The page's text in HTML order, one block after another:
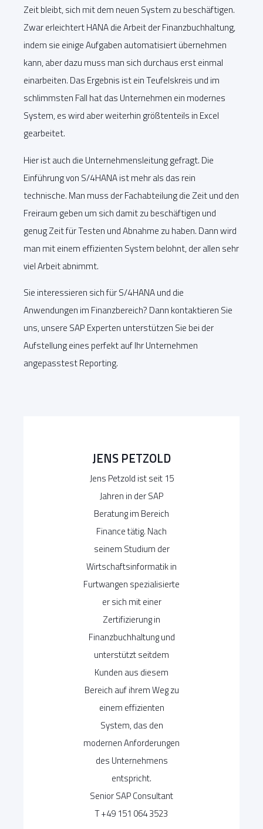
Zeit bleibt, sich mit dem neuen System zu beschäftigen.
Zwar erleichtert HANA die Arbeit der Finanzbuchhaltung,
indem sie einige Aufgaben automatisiert übernehmen
kann, aber dazu muss man sich durchaus erst einmal
einarbeiten. Das Ergebnis ist ein Teufelskreis und im
schlimmsten Fall hat das Unternehmen ein modernes
System, es wird aber weiterhin größtenteils in Excel
gearbeitet.
Hier ist auch die Unternehmensleitung gefragt. Die
Einführung von S/4HANA ist mehr als das rein
technische. Man muss der Fachabteilung die Zeit und den
Freiraum geben um sich damit zu beschäftigen und
genug Zeit für Testen und Abnahme zu haben. Dann wird
man mit einem effizienten System belohnt, der allen sehr
viel Arbeit abnimmt.
Sie interessieren sich für S/4HANA und die
Anwendungen im Finanzbereich? Dann kontaktieren Sie
uns, unsere SAP Experten unterstützen Sie bei der
Aufstellung eines perfekt auf Ihr Unternehmen
angepasstest Reporting.
JENS PETZOLD
Jens Petzold ist seit 15
Jahren in der SAP
Beratung im Bereich
Finance tätig. Nach
seinem Studium der
Wirtschaftsinformatik in
Furtwangen spezialisierte
er sich mit einer
Zertifizierung in
Finanzbuchhaltung und
unterstützt seitdem
Kunden aus diesem
Bereich auf ihrem Weg zu
einem effizienten
System, das den
modernen Anforderungen
des Unternehmens
entspricht.
Senior SAP Consultant
T +49 151 064 3523